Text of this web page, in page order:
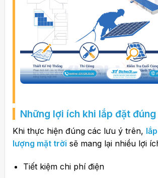
Những lợi ích khi lắp đặt
Khi thực hiện đúng các lưu ý trên,
lượng mặt trời sẽ mang lại nhiều lợi
Tiết kiệm chi phí điện